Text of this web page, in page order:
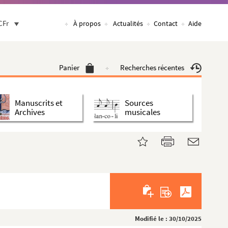
À propos Actualités Contact Aide
Panier Recherches récentes
Manuscrits et
Archives
Sources
musicales
Modifié le : 30/10/2025